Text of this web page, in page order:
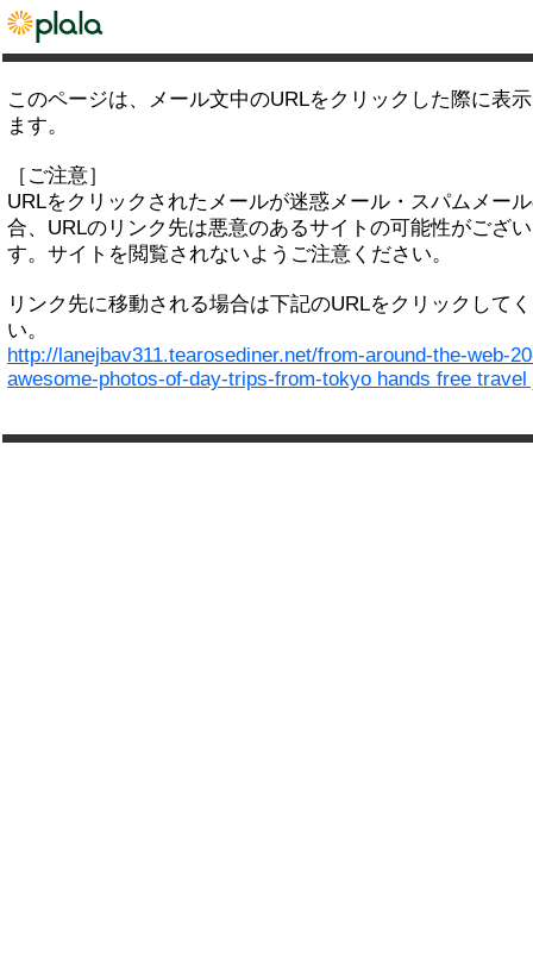
このページは、メール文中のURLをクリックした際に表
ます。
［ご注意］
URLをクリックされたメールが迷惑メール・スパムメー
合、URLのリンク先は悪意のあるサイトの可能性がござ
す。サイトを閲覧されないようご注意ください。
リンク先に移動される場合は下記のURLをクリックして
い。
http://lanejbav311.tearosediner.net/from-around-the-web-
awesome-photos-of-day-trips-from-tokyo hands free travel